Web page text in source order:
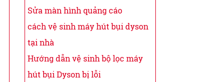
Sửa màn hình quảng cáo
cách vệ sinh máy hút bụi dyson
tại nhà
Hướng dẫn vệ sinh bộ lọc máy
hút bụi Dyson bị lỗi